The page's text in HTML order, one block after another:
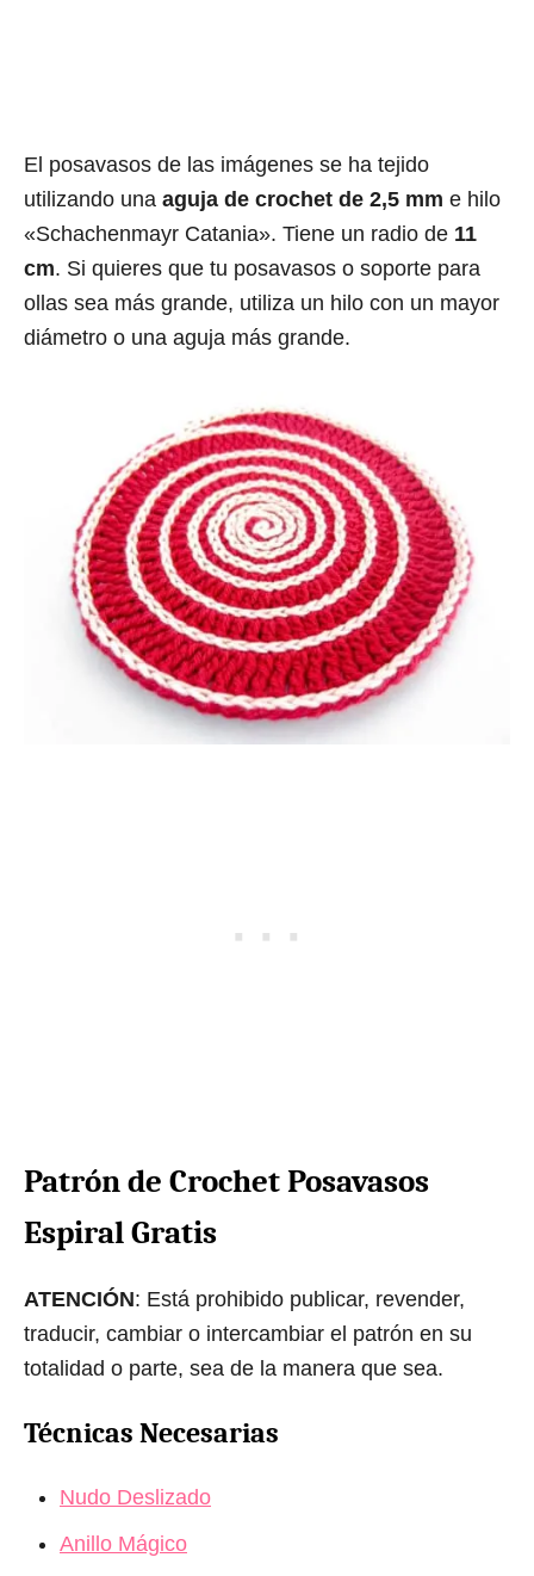
El posavasos de las imágenes se ha tejido
utilizando una aguja de crochet de 2,5 mm e hilo
«Schachenmayr Catania». Tiene un radio de 11
cm. Si quieres que tu posavasos o soporte para
ollas sea más grande, utiliza un hilo con un mayor
diámetro o una aguja más grande.
Patrón de Crochet Posavasos
Espiral Gratis
ATENCIÓN: Está prohibido publicar, revender,
traducir, cambiar o intercambiar el patrón en su
totalidad o parte, sea de la manera que sea.
Técnicas Necesarias
Nudo Deslizado
Anillo Mágico